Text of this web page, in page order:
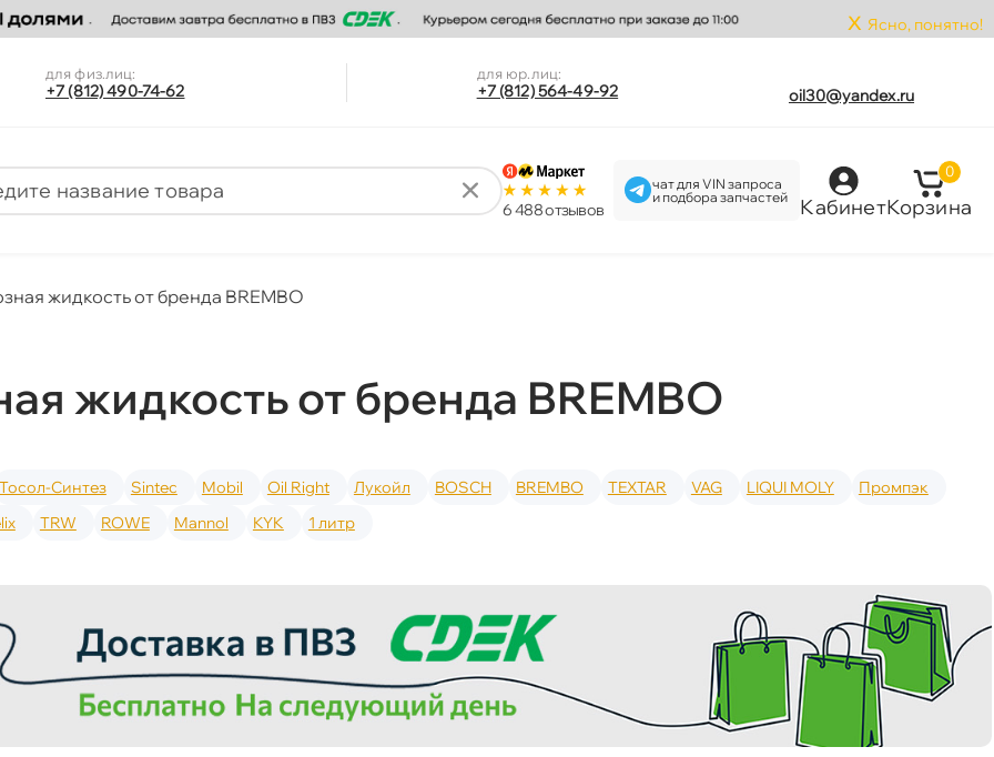
x Ясно, понятно!
для физ.лиц:
+7 (812) 490-74-62
для юр.лиц:
+7 (812) 564-49-92 oil30@yandex.ru
6 488 отзыво
чат для VIN запроса
и подбора запчастей
Кабинет
0
Корзина
жидкость от бренда BREMBO
жидкость от бренда BREMBO
Тосол-Синтез Sintec Mobil Oil Right Лукойл BOSCH BREMBO TEXTAR VAG LIQUI MOLY
Промпэк
TRW ROWE Mannol KYK 1 литр